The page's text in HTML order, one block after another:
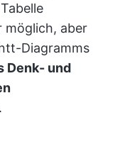
möglich, aber
Diagramms
Denk- und